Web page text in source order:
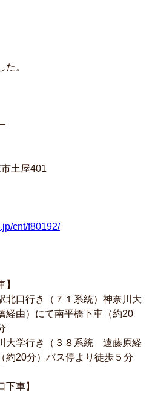
。
土屋401
cnt/f80192/
】
北口行き（７１系統）神奈川大
由）にて南平橋下車（約20
大学行き（３８系統 遠藤原経
約20分）バス停より徒歩５分
下車】